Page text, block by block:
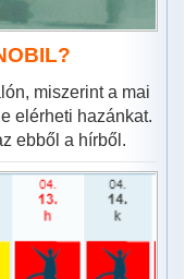
miszerint a mai
elérheti hazánkat.
ebből a hírből.